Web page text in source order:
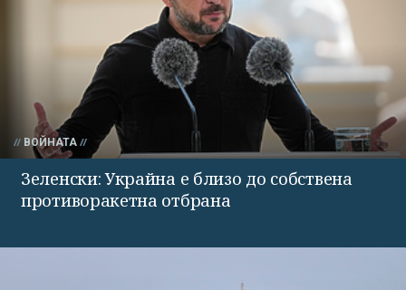
ВОЙНАТА
Зеленски: Украйна е близо до собствена
противоракетна отбрана